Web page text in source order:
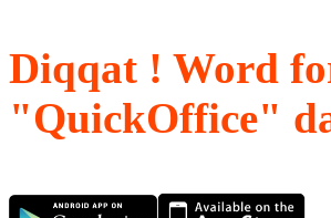
Diqqat ! Word
"QuickOffice"